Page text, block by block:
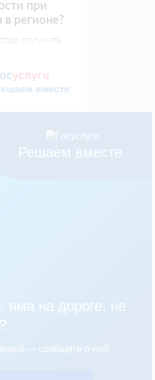
Решаем вместе
яма на дороге, не
— сообщите о ней!